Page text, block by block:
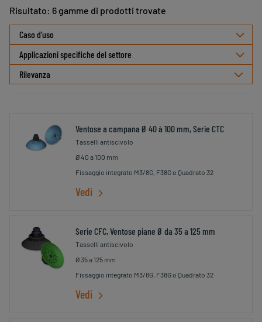
Risultato: 6 gamme di prodotti trovate
Seleziona
ordinamento
Caso d'uso
Applicazioni specifiche del settore
Ventose a campana Ø 40 à 100 mm, Serie CTC
Tasselli antiscivolo
Ø 40 a 100 mm
Fissaggio integrato M3/8G, F38G o Quadrato 32
Vedi
Serie CFC, Ventose piane Ø da 35 a 125 mm
Tasselli antiscivolo
Ø 35 a 125 mm
Fissaggio integrato M3/8G, F38G o Quadrato 32
Vedi